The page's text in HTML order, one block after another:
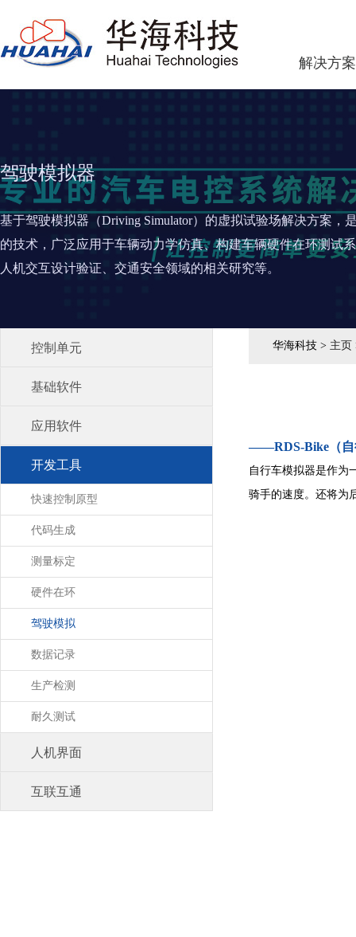
解决方案
驾驶模拟器
基于驾驶模拟器（Driving Simulator）的虚拟试验场解决方案，
的技术，广泛应用于车辆动力学仿真、构建车辆硬件在环测试
人机交互设计验证、交通安全领域的相关研究等。
控制单元
基础软件
应用软件
开发工具
快速控制原型
代码生成
测量标定
硬件在环
驾驶模拟
数据记录
生产检测
耐久测试
人机界面
互联互通
华海科技 > 主页
——RDS-Bike（自
自行车模拟器是作为
骑手的速度。还将为